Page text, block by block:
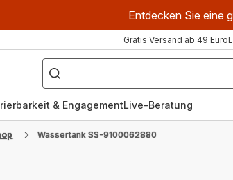
Entdecken Sie eine
Gratis Versand ab 49 Euro
Wonach
suchen
Sie?
& EngagementLive-Beratung
Wassertank SS-9100062880